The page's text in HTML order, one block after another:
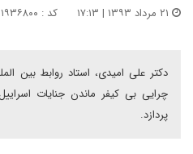
کد : ۱۹۳۶۸۰۰
دکتر علی امیدی، استاد روابط بین
چرایی بی کیفر ماندن جنایات
پردازد.